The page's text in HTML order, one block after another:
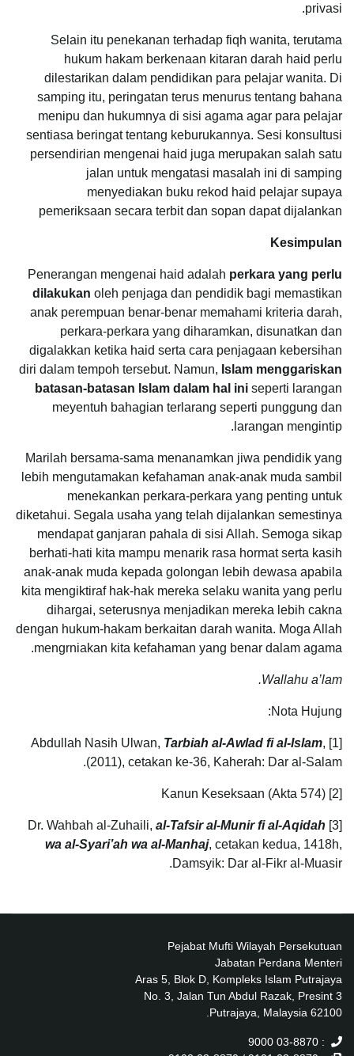
privasi.
Selain itu penekanan terhadap fiqh wanita, terutama
hukum hakam berkenaan kitaran darah haid perlu
dilestarikan dalam pendidikan para pelajar wanita. Di
samping itu, peringatan terus menurus tentang bahana
menipu dan hukumnya di sisi agama agar para pelajar
sentiasa beringat tentang keburukannya. Sesi konsultusi
persendirian mengenai haid juga merupakan salah satu
jalan untuk mengatasi masalah ini di samping
menyediakan buku rekod haid pelajar supaya
pemeriksaan secara terbit dan sopan dapat dijalankan
Kesimpulan
Penerangan mengenai haid adalah perkara yang perlu
dilakukan oleh penjaga dan pendidik bagi memastikan
anak perempuan benar-benar memahami kriteria darah,
perkara-perkara yang diharamkan, disunatkan dan
digalakkan ketika haid serta cara penjagaan kebersihan
diri dalam tempoh tersebut. Namun, Islam menggariskan
batasan-batasan Islam dalam hal ini seperti larangan
meyentuh bahagian terlarang seperti punggung dan
larangan mengintip.
Marilah bersama-sama menanamkan jiwa pendidik yang
lebih mengutamakan kefahaman anak-anak muda sambil
menekankan perkara-perkara yang penting untuk
diketahui. Segala usaha yang telah dijalankan semestinya
mendapat ganjaran pahala di sisi Allah. Semoga sikap
berhati-hati kita mampu menarik rasa hormat serta kasih
anak-anak muda kepada golongan lebih dewasa apabila
kita mengiktiraf hak-hak mereka selaku wanita yang perlu
dihargai, seterusnya menjadikan mereka lebih cakna
dengan hukum-hakam berkaitan darah wanita. Moga Allah
mengrniakan kita kefahaman yang benar dalam agama.
Wallahu a’lam.
Nota Hujung:
[1] Abdullah Nasih Ulwan,
Tarbiah al-Awlad fi al-Islam,
(2011), cetakan ke-36, Kaherah: Dar al-Salam.
[2] Kanun Keseksaan (Akta 574)
[3] Dr. Wahbah al-Zuhaili,
al-Tafsir al-Munir fi al-Aqidah
wa al-Syari’ah wa al-Manhaj, cetakan kedua, 1418h,
Damsyik: Dar al-Fikr al-Muasir.
Pejabat Mufti Wilayah Persekutuan
Jabatan Perdana Menteri
Aras 5, Blok D, Kompleks Islam Putrajaya
No. 3, Jalan Tun Abdul Razak, Presint 3
62100 Putrajaya, Malaysia.
: 03-8870 9000